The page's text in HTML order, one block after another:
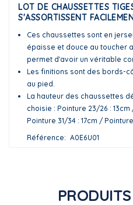
LOT DE CHAUSSETTES
S'ASSORTISSENT
Ces chaussettes sont en
épaisse et douce au toucher
permet d'avoir un véritable
Les finitions sont des bords-
au pied.
La hauteur des chaussettes
choisie : Pointure 23/26 :
Pointure 31/34 : 17cm /
Référence
A0E6U01